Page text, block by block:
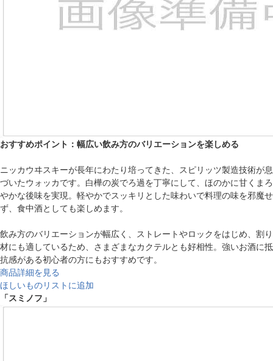
おすすめポイント：幅広い飲み方のバリエーションを楽しめる
ニッカウヰスキーが長年にわたり培ってきた、スピリッツ製造技術が息
づいたウォッカです。白樺の炭でろ過を丁寧にして、ほのかに甘くまろ
やかな後味を実現。軽やかでスッキリとした味わいで料理の味を邪魔せ
ず、食中酒としても楽しめます。
飲み方のバリエーションが幅広く、ストレートやロックをはじめ、割り
材にも適しているため、さまざまなカクテルとも好相性。強いお酒に抵
抗感がある初心者の方にもおすすめです。
商品詳細を見る
ほしいものリストに追加
「スミノフ」